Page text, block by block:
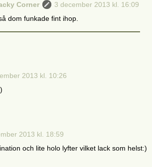
Corner
3 december 2013 kl. 16:09
dom funkade fint ihop.
2013 kl. 10:26
2013 kl. 18:59
och lite holo lyfter vilket lack som helst:)